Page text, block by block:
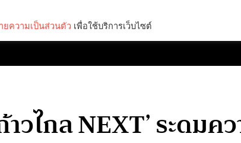
วไกล NEXT’ ระดม
ยความเป็นส่วนตัว เพื่อใช้บริการเว็บไซต์